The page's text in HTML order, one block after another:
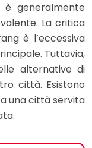
generalmente
La critica
è l’eccessiva
Tuttavia,
alternative di
città. Esistono
una città servita